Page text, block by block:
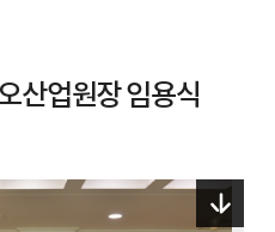
산업원장 임용식